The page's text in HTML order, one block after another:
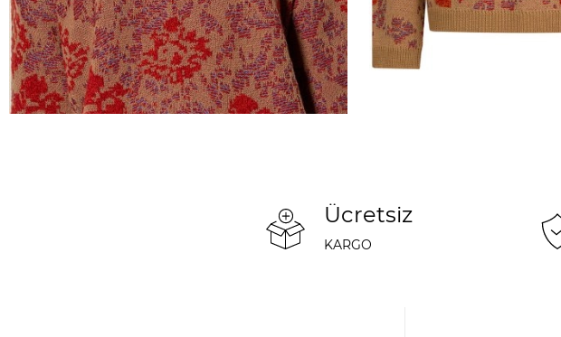
Ücretsiz
KARGO